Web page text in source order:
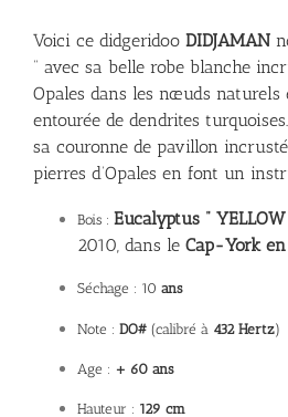
Voici ce didgeridoo DIDJAMAN
” avec sa belle robe blanche
Opales dans les nœuds naturels
entourée de dendrites
sa couronne de pavillon
pierres d’Opales en font un
Bois : Eucalyptus ” YELLOW
2010, dans le Cap-York
Séchage : 10 ans
Note : DO# (calibré à 432 Hertz)
Age : + 60 ans
Hauteur : 129 cm